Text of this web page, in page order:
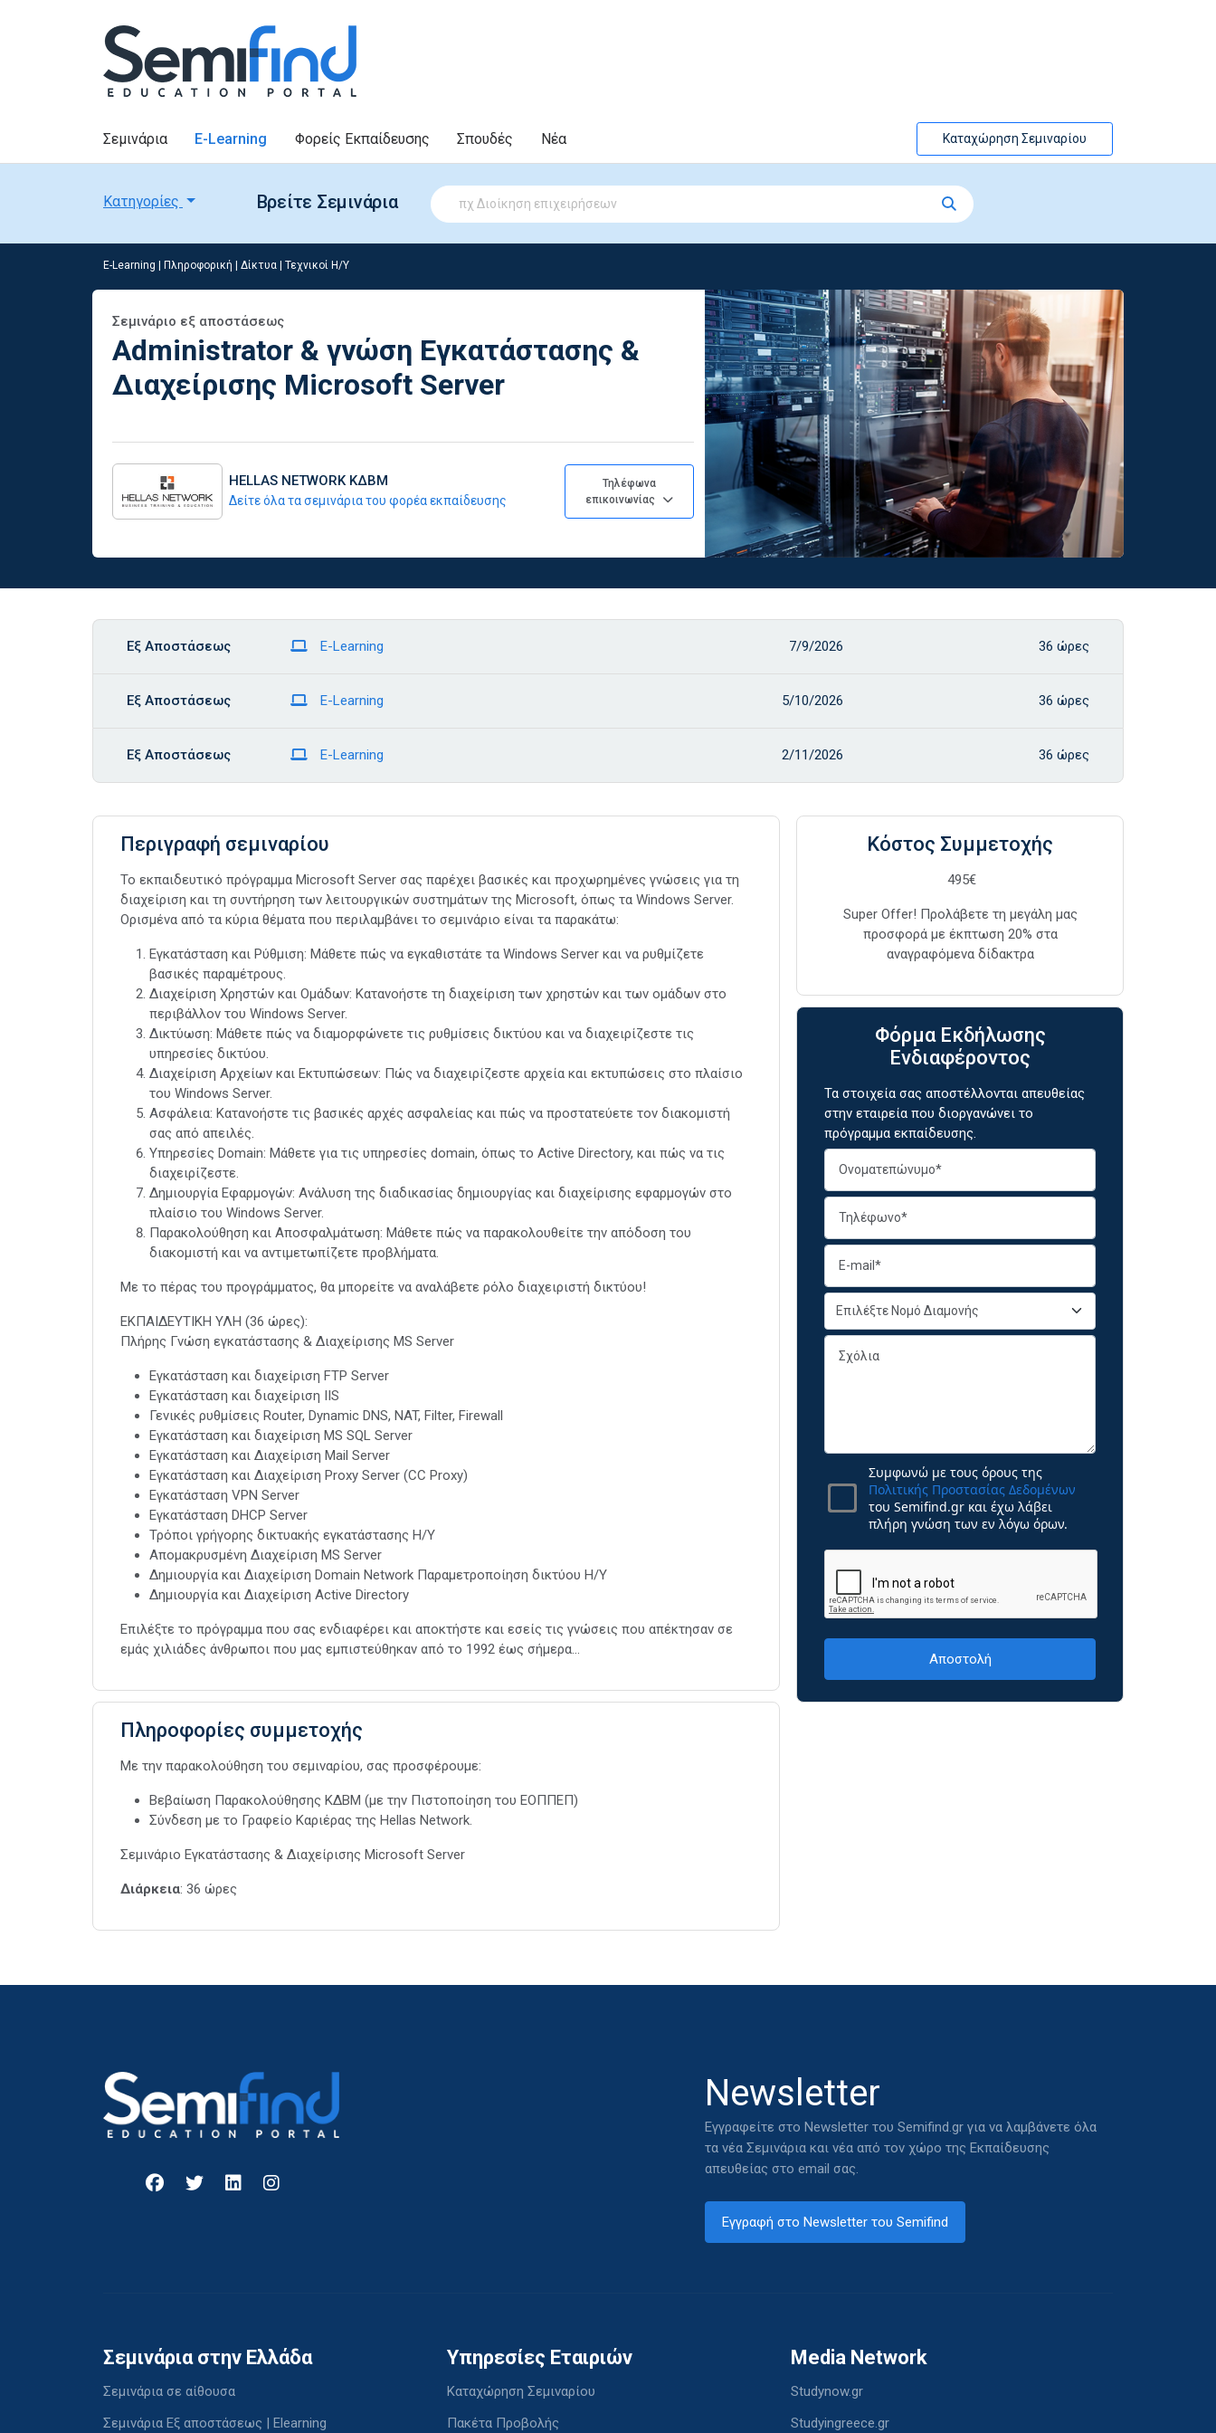
Σεμινάρια E-Learning Φορείς Εκπαίδευσης Σπουδές Νέα Καταχώρηση Σεμιναρίου
Κατηγορίες Βρείτε Σεμινάρια
E-Learning Πληροφορική Δίκτυα | Τεχνικοί Η/Υ
Σεμινάριο εξ αποστάσεως
Administrator & γνώση Εγκατάστασης &
Διαχείρισης Microsoft Server
HELLAS NETWORK ΚΔΒΜ
Δείτε όλα τα σεμινάρια του φορέα εκπαίδευσης
Τηλέφωνα
επικοινωνίας
Εξ Αποστάσεως E-Learning 7/9/2026 36 ώρες
Εξ Αποστάσεως E-Learning 5/10/2026 36 ώρες
Εξ Αποστάσεως E-Learning 2/11/2026 36 ώρες
Περιγραφή σεμιναρίου
Το εκπαιδευτικό πρόγραμμα Microsoft Server σας παρέχει βασικές και προχωρημένες γνώσεις για τη
διαχείριση και τη συντήρηση των λειτουργικών συστημάτων της Microsoft, όπως τα Windows Server.
Ορισμένα από τα κύρια θέματα που περιλαμβάνει το σεμινάριο είναι τα παρακάτω:
Εγκατάσταση και Ρύθμιση: Μάθετε πώς να εγκαθιστάτε τα Windows Server και να ρυθμίζετε
βασικές παραμέτρους.
Διαχείριση Χρηστών και Ομάδων: Κατανοήστε τη διαχείριση των χρηστών και των ομάδων στο
περιβάλλον του Windows Server.
Δικτύωση: Μάθετε πώς να διαμορφώνετε τις ρυθμίσεις δικτύου και να διαχειρίζεστε τις
υπηρεσίες δικτύου.
Διαχείριση Αρχείων και Εκτυπώσεων: Πώς να διαχειρίζεστε αρχεία και εκτυπώσεις στο πλαίσιο
του Windows Server.
Ασφάλεια: Κατανοήστε τις βασικές αρχές ασφαλείας και πώς να προστατεύετε τον διακομιστή
σας από απειλές.
Υπηρεσίες Domain: Μάθετε για τις υπηρεσίες domain, όπως το Active Directory, και πώς να τις
διαχειρίζεστε.
Δημιουργία Εφαρμογών: Ανάλυση της διαδικασίας δημιουργίας και διαχείρισης εφαρμογών στο
πλαίσιο του Windows Server.
Παρακολούθηση και Αποσφαλμάτωση: Μάθετε πώς να παρακολουθείτε την απόδοση του
διακομιστή και να αντιμετωπίζετε προβλήματα.
Με το πέρας του προγράμματος, θα μπορείτε να αναλάβετε ρόλο διαχειριστή δικτύου!
ΕΚΠΑΙΔΕΥΤΙΚΗ ΥΛΗ (36 ώρες):
Πλήρης Γνώση εγκατάστασης & Διαχείρισης MS Server
Εγκατάσταση και διαχείριση FTP Server
Εγκατάσταση και διαχείριση IIS
Γενικές ρυθμίσεις Router, Dynamic DNS, NAT, Filter, Firewall
Εγκατάσταση και διαχείριση MS SQL Server
Εγκατάσταση και Διαχείριση Mail Server
Εγκατάσταση και Διαχείριση Proxy Server (CC Proxy)
Εγκατάσταση VPN Server
Εγκατάσταση DHCP Server
Τρόποι γρήγορης δικτυακής εγκατάστασης Η/Υ
Απομακρυσμένη Διαχείριση MS Server
Δημιουργία και Διαχείριση Domain Network Παραμετροποίηση δικτύου Η/Υ
Δημιουργία και Διαχείριση Active Directory
Επιλέξτε το πρόγραμμα που σας ενδιαφέρει και αποκτήστε και εσείς τις γνώσεις που απέκτησαν σε
εμάς χιλιάδες άνθρωποι που μας εμπιστεύθηκαν από το 1992 έως σήμερα...
Πληροφορίες συμμετοχής
Με την παρακολούθηση του σεμιναρίου, σας προσφέρουμε:
Βεβαίωση Παρακολούθησης ΚΔΒΜ (με την Πιστοποίηση του ΕΟΠΠΕΠ)
Σύνδεση με το Γραφείο Καριέρας της Hellas Network.
Σεμινάριο Εγκατάστασης & Διαχείρισης Microsoft Server
Διάρκεια: 36 ώρες
Κόστος Συμμετοχής
495€
Super Offer! Προλάβετε τη μεγάλη μας
προσφορά με έκπτωση 20% στα
αναγραφόμενα δίδακτρα
Φόρμα Εκδήλωσης
Ενδιαφέροντος
Τα στοιχεία σας αποστέλλονται απευθείας
στην εταιρεία που διοργανώνει το
πρόγραμμα εκπαίδευσης.
Συμφωνώ με τους όρους της
Πολιτικής Προστασίας Δεδομένων
του Semifind.gr και έχω λάβει
πλήρη γνώση των εν λόγω όρων.
Newsletter
Εγγραφείτε στο Newsletter του Semifind.gr για να λαμβάνετε όλα
τα νέα Σεμινάρια και νέα από τον χώρο της Εκπαίδευσης
απευθείας στο email σας.
Εγγραφή στο Newsletter του Semifind
Σεμινάρια στην Ελλάδα
Σεμινάρια σε αίθουσα
Σεμινάρια Εξ αποστάσεως | Elearning
Υπηρεσίες Εταιριών
Καταχώρηση Σεμιναρίου
Πακέτα Προβολής
Media Network
Studynow.gr
Studyingreece.gr